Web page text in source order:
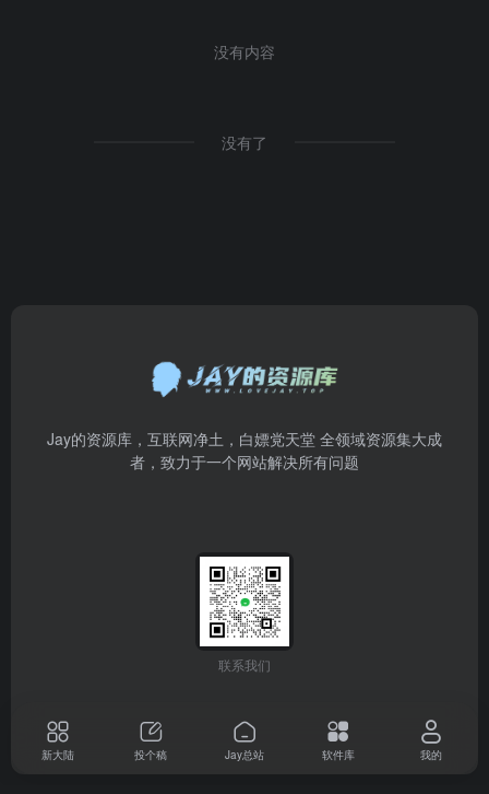
没有内容
没有了
Jay的资源库，互联网净土，白嫖党天堂 全领域资源集大成
者，致力于一个网站解决所有问题
联系我们
新大陆 投个稿 Jay总站 软件库 我的